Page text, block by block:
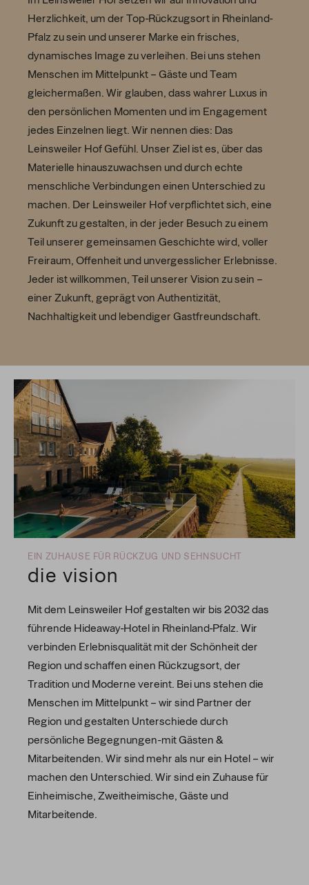
Herzlichkeit, um der Top-Rückzugsort in Rheinland-
Pfalz zu sein und unserer Marke ein frisches,
dynamisches Image zu verleihen. Bei uns stehen
Menschen im Mittelpunkt – Gäste und Team
gleichermaßen. Wir glauben, dass wahrer Luxus in
den persönlichen Momenten und im Engagement
jedes Einzelnen liegt. Wir nennen dies: Das
Leinsweiler Hof Gefühl. Unser Ziel ist es, über das
Materielle hinauszuwachsen und durch echte
menschliche Verbindungen einen Unterschied zu
machen. Der Leinsweiler Hof verpflichtet sich, eine
Zukunft zu gestalten, in der jeder Besuch zu einem
Teil unserer gemeinsamen Geschichte wird, voller
Freiraum, Offenheit und unvergesslicher Erlebnisse.
Jeder ist willkommen, Teil unserer Vision zu sein –
einer Zukunft, geprägt von Authentizität,
Nachhaltigkeit und lebendiger Gastfreundschaft.
EIN ZUHAUSE FÜR RÜCKZUG UND SEHNSUCHT
die vision
Mit dem Leinsweiler Hof gestalten wir bis 2032 das
führende Hideaway-Hotel in Rheinland-Pfalz. Wir
verbinden Erlebnisqualität mit der Schönheit der
Region und schaffen einen Rückzugsort, der
Tradition und Moderne vereint. Bei uns stehen die
Menschen im Mittelpunkt – wir sind Partner der
Region und gestalten Unterschiede durch
persönliche Begegnungen-mit Gästen &
Mitarbeitenden. Wir sind mehr als nur ein Hotel – wir
machen den Unterschied. Wir sind ein Zuhause für
Einheimische, Zweitheimische, Gäste und
Mitarbeitende.